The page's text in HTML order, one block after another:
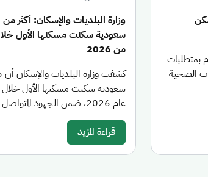
بمتطلبات
الصحية
سعودية سكنت مسكنها الأول
من 2026
سعودية سكنت مسكنها الأول
عام 2026، ضمن الجهود المتواصل
قراءة المزيد